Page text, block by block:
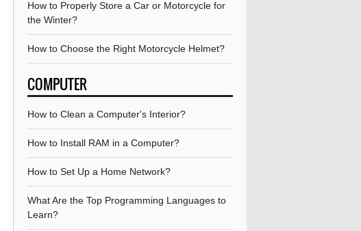
How to Properly Store a Car or Motorcycle for
the Winter?
How to Choose the Right Motorcycle Helmet?
COMPUTER
How to Clean a Computer's Interior?
How to Install RAM in a Computer?
How to Set Up a Home Network?
What Are the Top Programming Languages to
Learn?